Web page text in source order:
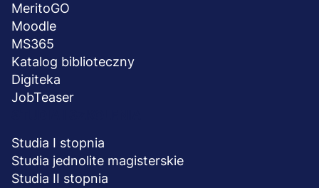
MeritoGO
Moodle
MS365
Katalog biblioteczny
Digiteka
JobTeaser
Studia I stopnia
Studia jednolite magisterskie
Studia II stopnia